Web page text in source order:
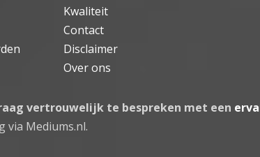
Kwaliteit
Contact
Disclaimer
Over ons
vertrouwelijk te bespreken met een
via Mediums.nl.